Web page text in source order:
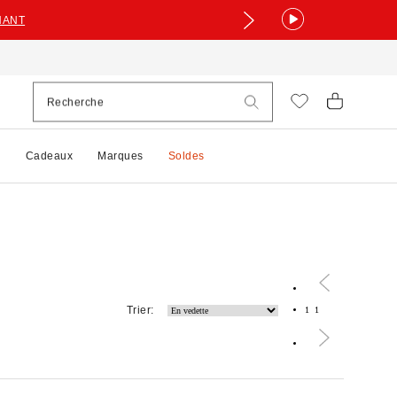
Cadeaux Marques Soldes
Trier: 1 1